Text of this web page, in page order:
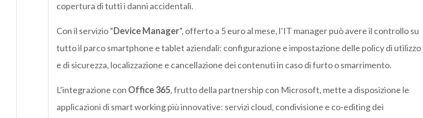
copertura di tutti i danni accidentali.
Con il servizio “Device Manager”, offerto a 5 euro al mese, l’IT manager può avere il controllo su
tutto il parco smartphone e tablet aziendali: configurazione e impostazione delle policy di utilizzo
e di sicurezza, localizzazione e cancellazione dei contenuti in caso di furto o smarrimento.
L’integrazione con Office 365, frutto della partnership con Microsoft, mette a disposizione le
applicazioni di smart working più innovative: servizi cloud, condivisione e co-editing dei